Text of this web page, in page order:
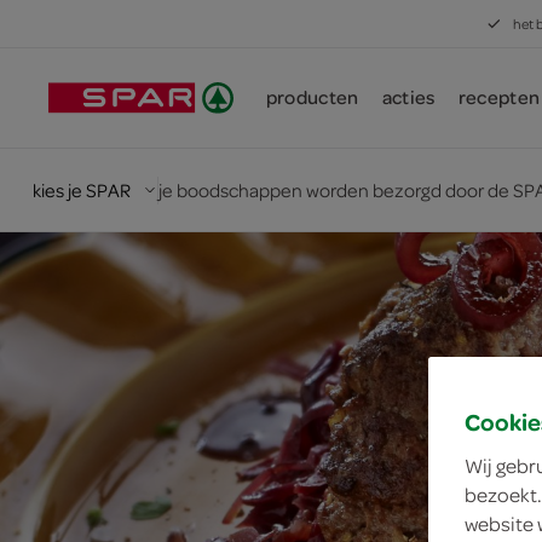
het
producten acties recepten
kies je SPAR je boodschappen worden bezorgd door de
Wij
website